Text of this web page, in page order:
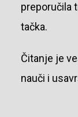
preporučila
tačka.
Čitanje je
nauči i